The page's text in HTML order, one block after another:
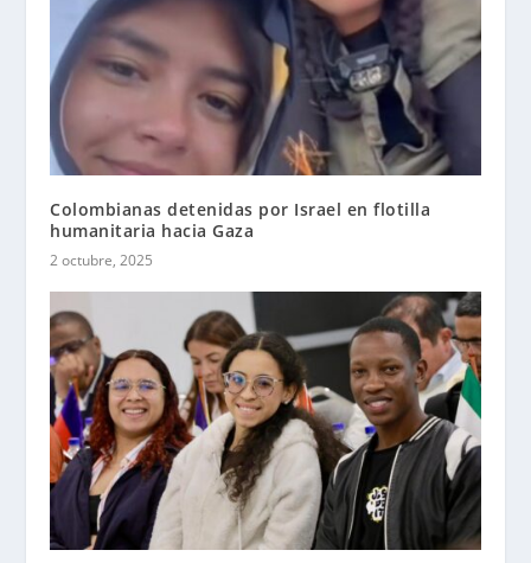
Colombianas detenidas por Israel en flotilla
humanitaria hacia Gaza
2 octubre, 2025